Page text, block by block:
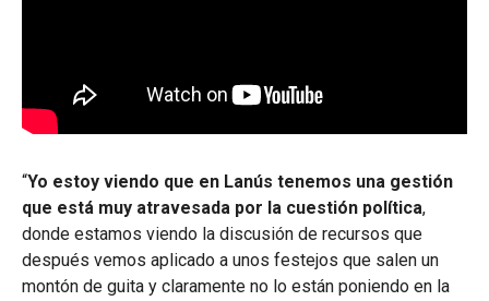
“Yo estoy viendo que en Lanús tenemos una gestión
que está muy atravesada por la cuestión política,
donde estamos viendo la discusión de recursos que
después vemos aplicado a unos festejos que salen un
montón de guita y claramente no lo están poniendo en la